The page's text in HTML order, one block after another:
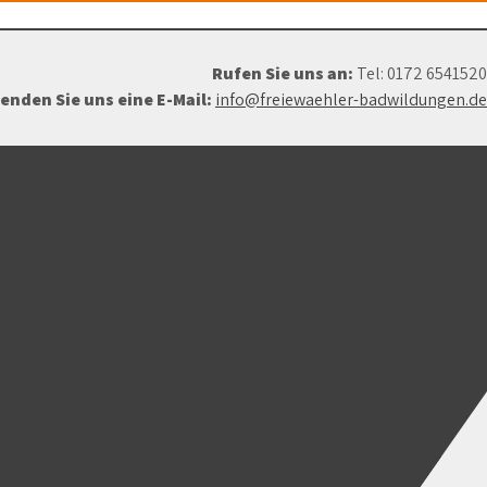
Rufen Sie uns an: Tel: 0172 6541520
Sie uns eine E-Mail: info@freiewaehler-badwildungen.de